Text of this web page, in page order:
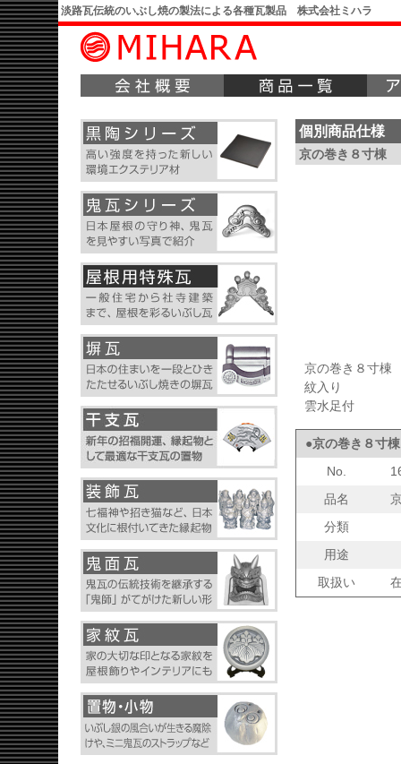
淡路瓦伝統のいぶし焼の製法による各種瓦製品 株式会社ミハラ
個別商品仕様
京の巻き８寸棟
京の巻き８寸棟
紋入り
雲水足付
●京の巻き８寸棟
No.
品名
分類
用途
取扱い